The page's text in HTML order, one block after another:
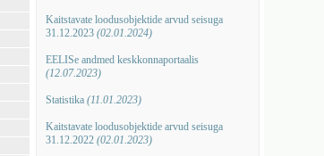
Kaitstavate loodusobjektide arvud seisuga
31.12.2023 (02.01.2024)
EELISe andmed keskkonnaportaalis
(12.07.2023)
Statistika (11.01.2023)
Kaitstavate loodusobjektide arvud seisuga
31.12.2022 (02.01.2023)